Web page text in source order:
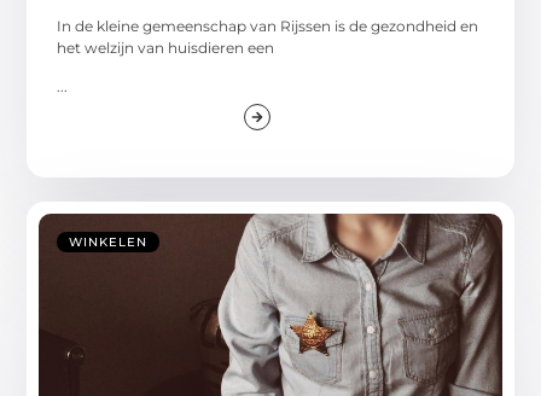
In de kleine gemeenschap van Rijssen is de gezondheid en
het welzijn van huisdieren een
...
WINKELEN